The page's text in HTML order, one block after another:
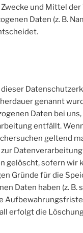
und Mittel
Daten (z. B.
genannt
Daten bei
entfällt.
geltend
gelöscht, sofern wir
Gründe für die
Daten haben (z. B.
erfolgt die